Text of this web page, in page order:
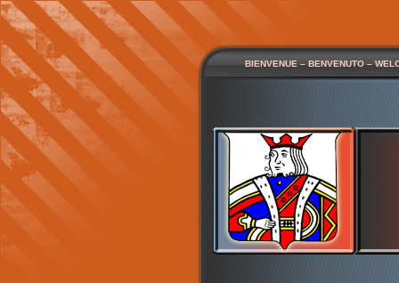
BIENVENUE – BENVENUTO –